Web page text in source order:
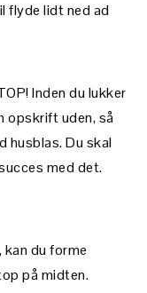
flyde lidt ned ad
Inden du lukker
opskrift uden, så
husblas. Du skal
med det.
du forme
på midten.